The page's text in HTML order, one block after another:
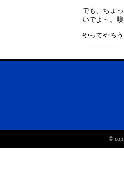
でも、ちょ
いでよ～。
やってやろ
©